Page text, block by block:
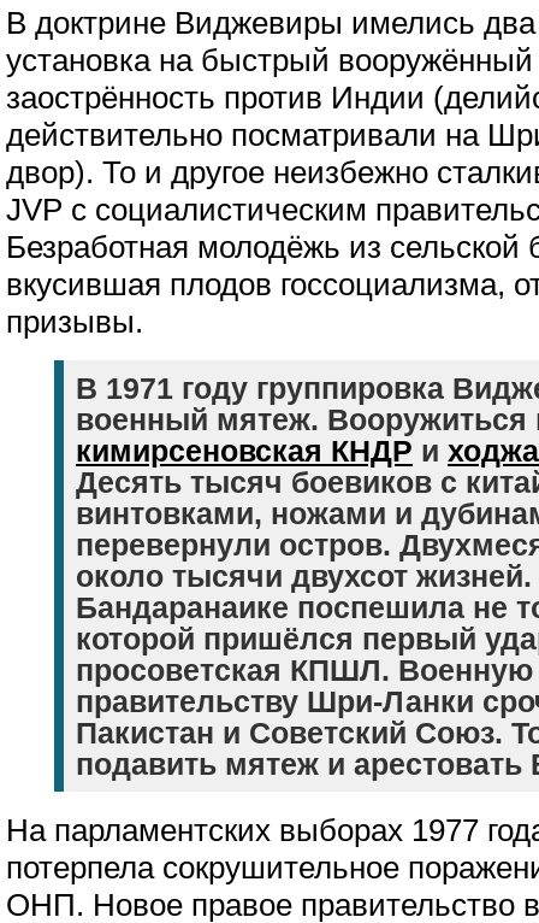
В доктрине Виджевиры имелись
установка на быстрый вооружённый
заострённость против Индии
действительно посматривали на
двор). То и другое неизбежно
JVP с социалистическим
Безработная молодёжь из
вкусившая плодов госсоциализма,
призывы.
В 1971 году группировка
военный мятеж. Вооружиться
кимирсеновская КНДР и
Десять тысяч боевиков с
винтовками, ножами и
перевернули остров.
около тысячи двухсот
Бандаранаике поспешила не
которой пришёлся первый
просоветская КПШЛ.
правительству Шри-Ланки
Пакистан и Советский Союз.
подавить мятеж и арестовать
На парламентских выборах 1977
потерпела сокрушительное
ОНП. Новое правое правительство